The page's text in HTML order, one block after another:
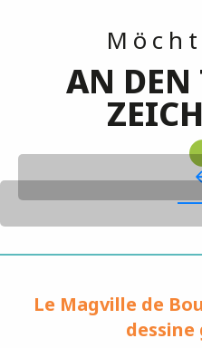
AN DEN
Le Magville de